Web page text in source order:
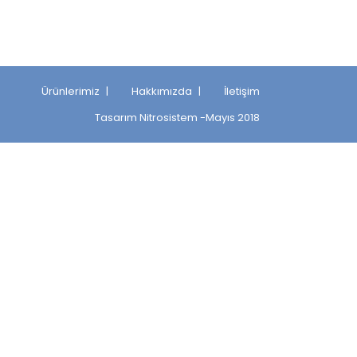
Ürünlerimiz Hakkımızda
İletişim
Tasarım Nitrosistem -Mayıs 2018